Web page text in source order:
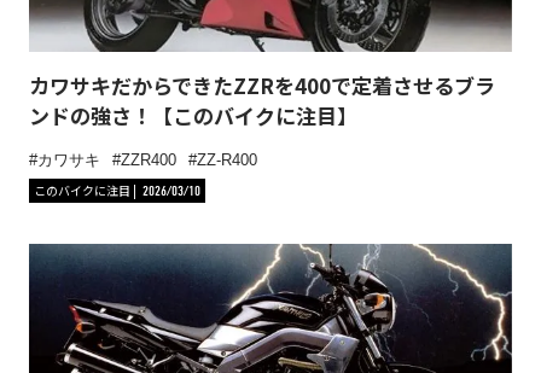
カワサキだからできたZZRを400で定着させるブラ
ンドの強さ！【このバイクに注目】
カワサキ ZZR400
ZZ-R400
このバイクに注目
2026/03/10